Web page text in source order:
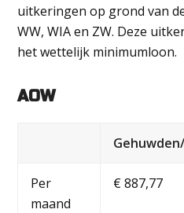
uitkeringen op grond van
WW, WIA en ZW. Deze
het wettelijk minimumloon.
AOW
Per
maand
€ 887,77